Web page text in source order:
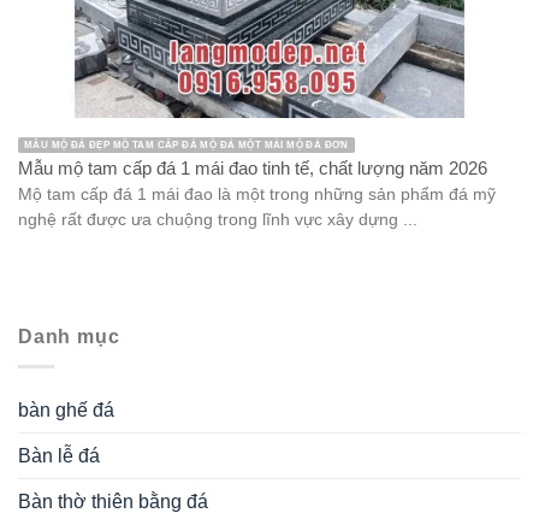
MẪU MỘ ĐÁ ĐẸP MỘ TAM CẤP ĐÁ MỘ ĐÁ MỘT MÁI MỘ ĐÁ ĐƠN
Mẫu mộ tam cấp đá 1 mái đao tinh tế, chất lượng năm 2026
Mộ tam cấp đá 1 mái đao là một trong những sản phẩm đá mỹ
nghệ rất được ưa chuộng trong lĩnh vực xây dựng ...
Danh mục
bàn ghế đá
Bàn lễ đá
Bàn thờ thiên bằng đá